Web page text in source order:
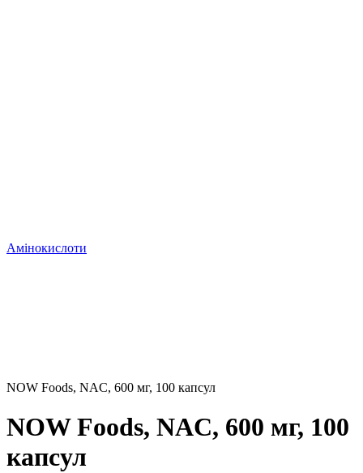
Амінокислоти
NOW Foods, NAC, 600 мг, 100 капсул
NOW Foods, NAC, 600 мг, 100
капсул